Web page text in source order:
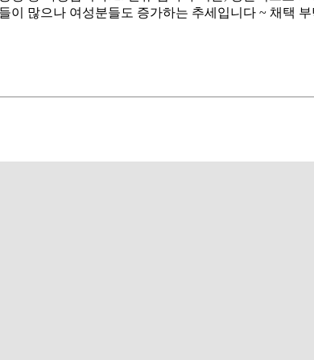
이 많으나 여성분들도 증가하는 추세입니다 ~ 채택